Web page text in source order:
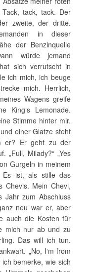
tack, tack. Der
zweite, der dritte.
in dieser
der Benzinquelle
würde jemand
sich verrutscht in
ich mich, ich beuge
mich. Herrlich,
Wagens greife
King‘s Lemonade.
Stimme hinter mir.
einer Glatze steht
er? Er geht zu der
„Full, Milady?“ „Yes
Gurgeln in meinem
Es ist, als stille das
Chevis. Mein Chevi,
Jahr zum Abschluss
neu war er, aber
auch die Kosten für
mich nur ab und zu
Das will ich tun.
„No, I‘m from
bemerke, wie sich